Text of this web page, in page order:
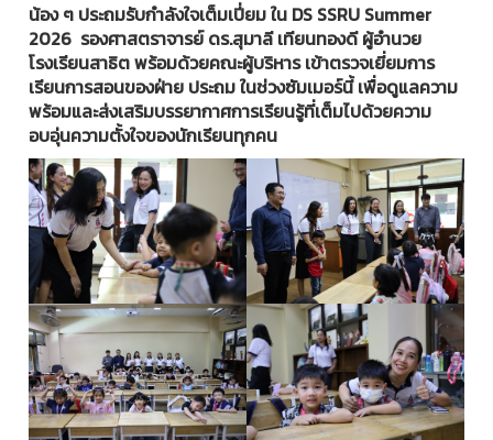
น้อง ๆ ประถมรับกำลังใจเต็มเปี่ยม ใน DS SSRU Summer
2026 รองศาสตราจารย์ ดร.สุมาลี เทียนทองดี ผู้อำนวย
โรงเรียนสาธิต พร้อมด้วยคณะผู้บริหาร เข้าตรวจเยี่ยมการ
เรียนการสอนของฝ่าย ประถม ในช่วงซัมเมอร์นี้ เพื่อดูแลความ
พร้อมและส่งเสริมบรรยากาศการเรียนรู้ที่เต็มไปด้วยความ
อบอุ่นความตั้งใจของนักเรียนทุกคน